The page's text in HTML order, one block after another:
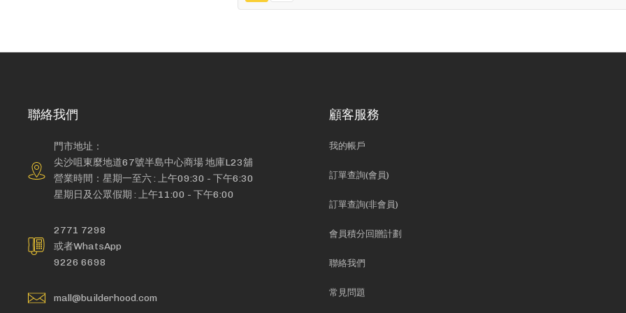
聯絡我們
門市地址：
尖沙咀東麼地道67號半島中心商場 地庫L23舖
營業時間：星期一至六 : 上午09:30 - 下午6:30
星期日及公眾假期 : 上午11:00 - 下午6:00
2771 7298
或者WhatsApp
9226 6698
mall@builderhood.com
顧客服務
我的帳戶
訂單查詢(會員)
訂單查詢(非會員)
會員積分回贈計劃
聯絡我們
常見問題